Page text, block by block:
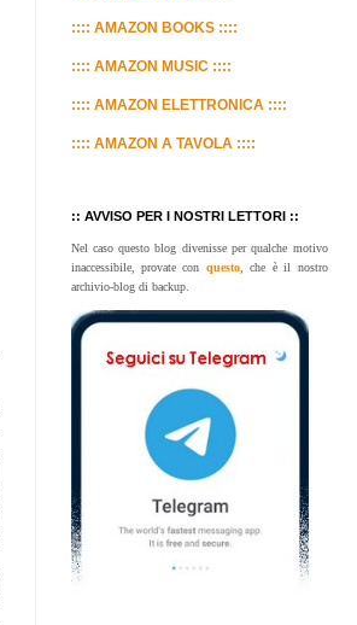
:::: AMAZON BOOKS ::::
:::: AMAZON MUSIC ::::
:::: AMAZON ELETTRONICA ::::
:::: AMAZON A TAVOLA ::::
:: AVVISO PER I NOSTRI LETTORI ::
Nel caso questo blog divenisse per qualche motivo
inaccessibile, provate con questo, che è il nostro
archivio-blog di backup.